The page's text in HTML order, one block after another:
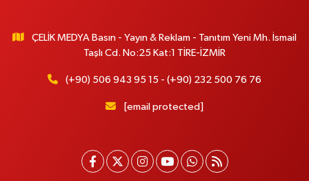
ÇELİK MEDYA Basın - Yayın & Reklam - Tanıtım Yeni Mh. İsmail
Taşlı Cd. No:25 Kat:1 TİRE-İZMİR
(+90) 506 943 95 15 - (+90) 232 500 76 76
[email protected]